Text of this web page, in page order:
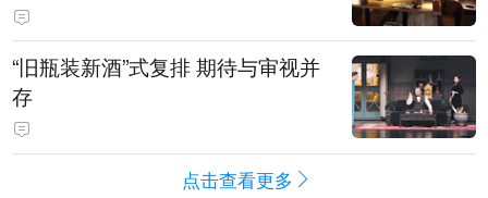
“旧瓶装新酒”式复排 期待与审视并
存
点击查看更多